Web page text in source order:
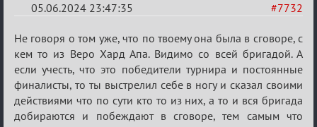
#7732
05.06.2024 23:47:35
Re:
Кубок
Вендетты
Не говоря о том уже, что по твоему она была в сговоре, с
кем то из Веро Хард Апа. Видимо со всей бригадой. А
если учесть, что это победители турнира и постоянные
финалисты, то ты выстрелил себе в ногу и сказал своими
действиями что по сути кто то из них, а то и вся бригада
добираются и побеждают в сговоре, тем самым что